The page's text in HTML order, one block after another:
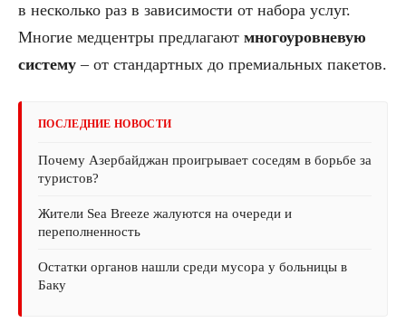
в несколько раз в зависимости от набора услуг.
Многие медцентры предлагают многоуровневую
систему – от стандартных до премиальных пакетов.
ПОСЛЕДНИЕ НОВОСТИ
Почему Азербайджан проигрывает соседям в борьбе за
туристов?
Жители Sea Breeze жалуются на очереди и
переполненность
Остатки органов нашли среди мусора у больницы в
Баку